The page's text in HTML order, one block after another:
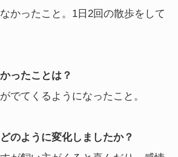
かったこと。1日2回の散歩をして
ったことは？
でてくるようになったこと。
のように変化しましたか？